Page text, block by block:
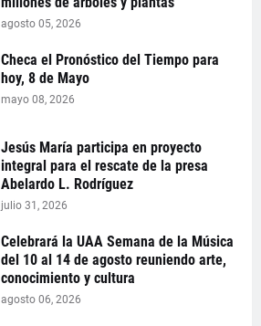
agosto 05, 2026
Checa el Pronóstico del Tiempo para
hoy, 8 de Mayo
mayo 08, 2026
Jesús María participa en proyecto
integral para el rescate de la presa
Abelardo L. Rodríguez
julio 31, 2026
Celebrará la UAA Semana de la Música
del 10 al 14 de agosto reuniendo arte,
conocimiento y cultura
agosto 06, 2026